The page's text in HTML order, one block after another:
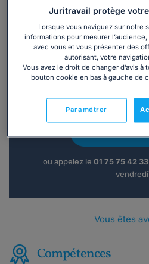
3 devis en
ou appelez le 01 75 75 42 33
Vous êtes
Compétences
Juritravail protège
Lorsque vous naviguez sur notre
informations pour mesurer
avec vous et vous présenter des
autorisant, votre
Vous avez le droit de changer d’avis
bouton cookie en bas à gauche de
Paramétrer